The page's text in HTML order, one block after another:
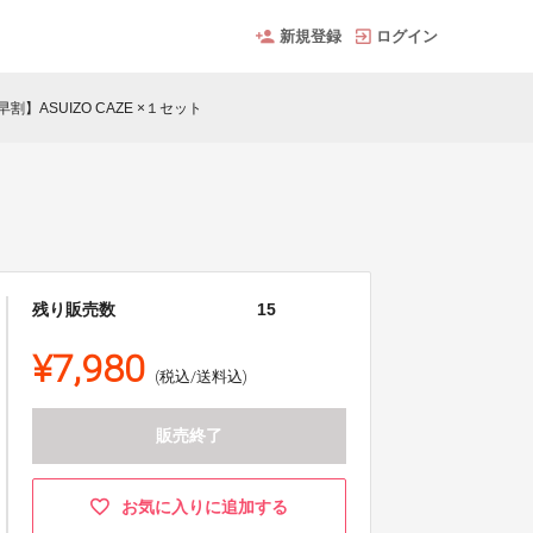
新規登録 ログイン
割】ASUIZO CAZE ×１セット
残り販売数 15
¥7,980 (税込/送料込)
販売終了
お気に入りに追加する